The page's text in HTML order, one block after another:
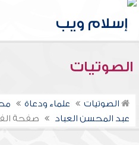
الصوتيات
الصوتيات علماء ودعاة
عبد المحسن العباد
صفحة